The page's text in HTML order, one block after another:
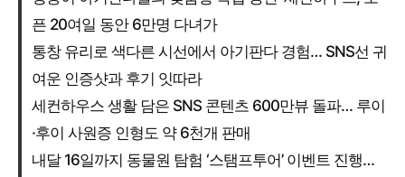
픈 20여일 동안 6만명 다녀가
통창 유리로 색다른 시선에서 아기판다 경험… SNS선 귀
여운 인증샷과 후기 잇따라
세컨하우스 생활 담은 SNS 콘텐츠 600만뷰 돌파… 루이
·후이 사원증 인형도 약 6천개 판매
내달 16일까지 동물원 탐험 ‘스탬프투어’ 이벤트 진행…